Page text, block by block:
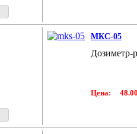
МКС-05
Дозиметр-
Цена: